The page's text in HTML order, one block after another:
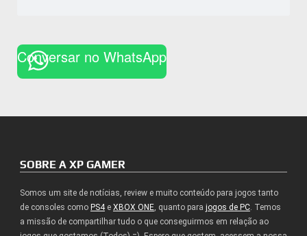
Conversar no WhatsApp
SOBRE A XP GAMER
Somos um site de notícias, review e muito conteúdo para jogos tanto
de consoles como PS4e XBOX ONE, quanto para jogos de PC. Temos
a missão de compartilhar tudo o que conseguirmos em relação ao